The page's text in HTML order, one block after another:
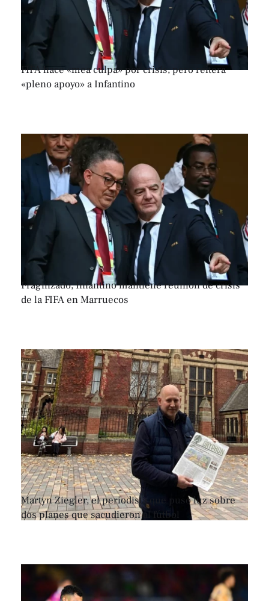
FIFA hace «mea culpa» por crisis, pero reitera
«pleno apoyo» a Infantino
Fragilizado, Infantino mantiene reunión de crisis
de la FIFA en Marruecos
Martyn Ziegler, el periodista que puso luz sobre
dos planes que sacudieron al fútbol